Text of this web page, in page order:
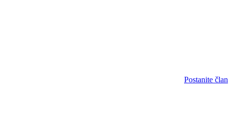
Postanite član